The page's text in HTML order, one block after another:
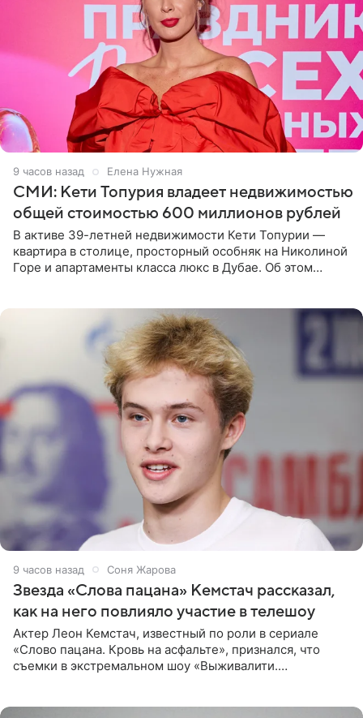
9 часов назад Елена Нужная
СМИ: Кети Топурия владеет недвижимостью
общей стоимостью 600 миллионов рублей
В активе 39-летней недвижимости Кети Топурии —
квартира в столице, просторный особняк на Николиной
Горе и апартаменты класса люкс в Дубае. Об этом
9 часов назад Соня Жарова
Звезда «Слова пацана» Кемстач рассказал,
как на него повлияло участие в телешоу
Актер Леон Кемстач, известный по роли в сериале
«Слово пацана. Кровь на асфальте», признался, что
съемки в экстремальном шоу «Выживалити.